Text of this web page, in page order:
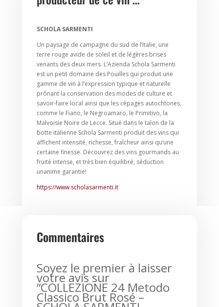
SCHOLA SARMENTI
Un paysage de campagne du sud de l’Italie, une
terre rouge avide de soleil et de légères brises
venants des deux mers. L’Azienda Schola Sarmenti
est un petit domaine des Pouilles qui produit une
gamme de vin à l’expression typique et naturelle
prônant la conservation des modes de culture et
savoir-faire local ainsi que les cépages autochtones,
comme le Fiano, le Negroamaro, le Primitivo, la
Malvoisie Noire de Lecce. Situé dans le talon de la
botte italienne Schola Sarmenti produit des vins qui
affichent intensité, richesse, fraîcheur ainsi qu’une
certaine finesse. Découvrez des vins gourmands au
fruité intense, et très bien équilibré, séduction
unanime garantie!
https://www.scholasarmenti.it
Commentaires
Soyez le premier à laisser
votre avis sur
“COLLEZIONE 24 Metodo
Classico Brut Rosé –